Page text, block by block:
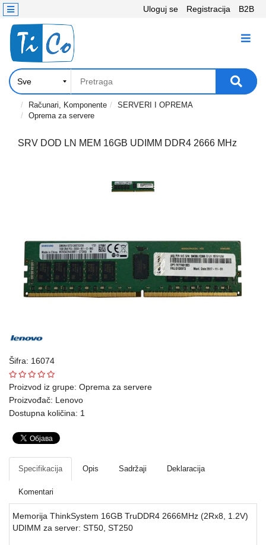
Uloguj se Registracija B2B
KATEGORIJE
Računari,
Komponente
Laptop
Štampači,
Skeneri,
Ploteri
oprema
Mrežna
oprema
Gaming
Fotoaparati
i
kamere
Kućni
aparati
Kontakt
Računari, Komponente
SERVERI I OPREMA
Oprema za servere
SRV DOD LN MEM 16GB UDIMM DDR4 2666 MHz
Šifra: 16074
Proizvod iz grupe: Oprema za servere
Proizvođač: Lenovo
Dostupna količina: 1
Specifikacija Opis Sadržaji Deklaracija
Komentari
Memorija ThinkSystem 16GB TruDDR4 2666MHz (2Rx8, 1.2V)
UDIMM za server: ST50, ST250